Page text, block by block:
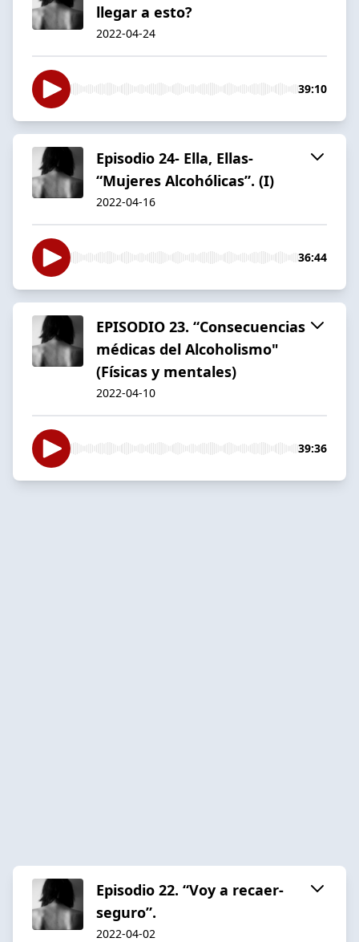
llegar a esto?
2022-04-24
39:10
Episodio 24- Ella, Ellas-
“Mujeres Alcohólicas”. (I)
2022-04-16
36:44
EPISODIO 23. “Consecuencias
médicas del Alcoholismo"
(Físicas y mentales)
2022-04-10
39:36
Episodio 22. “Voy a recaer-
seguro”.
2022-04-02